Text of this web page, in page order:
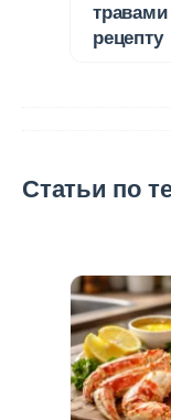
рецепту
Статьи по